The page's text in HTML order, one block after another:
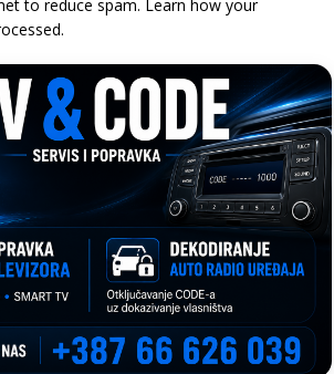
to reduce spam. Learn how your